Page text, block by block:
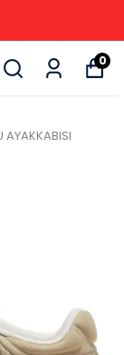
0
AYAKKABISI